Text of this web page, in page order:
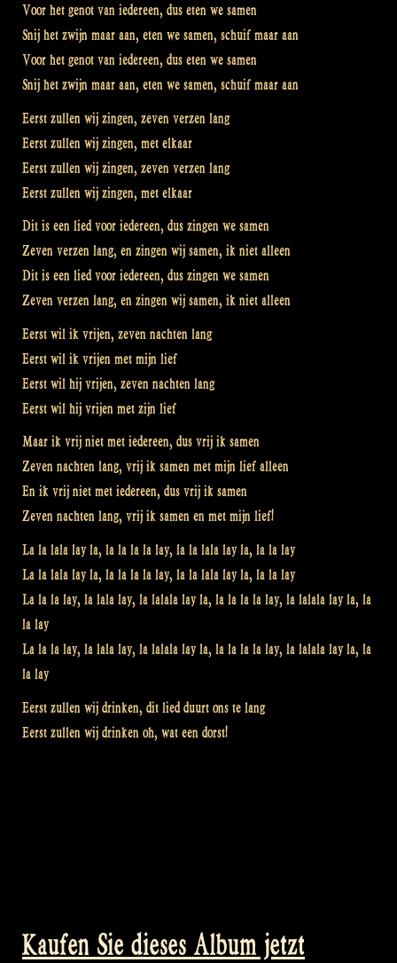
Voor het genot van iedereen, dus eten we samen
Snij het zwijn maar aan, eten we samen, schuif maar aan
Voor het genot van iedereen, dus eten we samen
Snij het zwijn maar aan, eten we samen, schuif maar aan
Eerst zullen wij zingen, zeven verzen lang
Eerst zullen wij zingen, met elkaar
Eerst zullen wij zingen, zeven verzen lang
Eerst zullen wij zingen, met elkaar
Dit is een lied voor iedereen, dus zingen we samen
Zeven verzen lang, en zingen wij samen, ik niet alleen
Dit is een lied voor iedereen, dus zingen we samen
Zeven verzen lang, en zingen wij samen, ik niet alleen
Eerst wil ik vrijen, zeven nachten lang
Eerst wil ik vrijen met mijn lief
Eerst wil hij vrijen, zeven nachten lang
Eerst wil hij vrijen met zijn lief
Maar ik vrij niet met iedereen, dus vrij ik samen
Zeven nachten lang, vrij ik samen met mijn lief alleen
En ik vrij niet met iedereen, dus vrij ik samen
Zeven nachten lang, vrij ik samen en met mijn lief!
La la lala lay la, la la la la lay, la la lala lay la, la la lay
La la lala lay la, la la la la lay, la la lala lay la, la la lay
La la la lay, la lala lay, la lalala lay la, la la la la lay, la lalala lay la, la
la lay
La la la lay, la lala lay, la lalala lay la, la la la la lay, la lalala lay la, la
la lay
Eerst zullen wij drinken, dit lied duurt ons te lang
Eerst zullen wij drinken oh, wat een dorst!
Kaufen Sie dieses Album jetzt